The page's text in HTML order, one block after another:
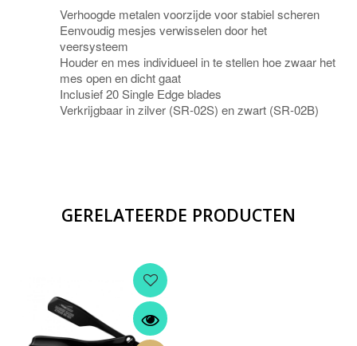
Verhoogde metalen voorzijde voor stabiel scheren
Eenvoudig mesjes verwisselen door het
veersysteem
Houder en mes individueel in te stellen hoe zwaar het
mes open en dicht gaat
Inclusief 20 Single Edge blades
Verkrijgbaar in zilver (SR-02S) en zwart (SR-02B)
GERELATEERDE PRODUCTEN